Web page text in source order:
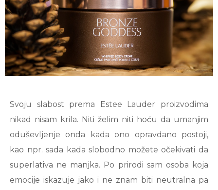
Svoju slabost prema Estee Lauder proizvodima
nikad nisam krila. Niti želim niti hoću da umanjim
oduševljenje onda kada ono opravdano postoji,
kao npr. sada kada slobodno možete očekivati da
superlativa ne manjka. Po prirodi sam osoba koja
emocije iskazuje jako i ne znam biti neutralna pa